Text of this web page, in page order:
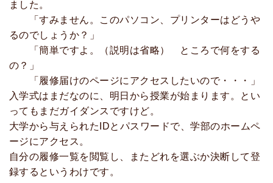
ました。
「すみません。このパソコン、プリンターはどうや
るのでしょうか？」
「簡単ですよ。（説明は省略） ところで何をする
の？」
「履修届けのページにアクセスしたいので・・・」
入学式はまだなのに、明日から授業が始まります。とい
ってもまだガイダンスですけど。
大学から与えられたIDとパスワードで、学部のホームペ
ージにアクセス。
自分の履修一覧を閲覧し、またどれを選ぶか決断して登
録するというわけです。